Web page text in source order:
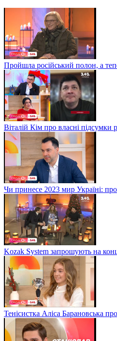
Пройшла російський полон, а
Віталій Кім про власні підсумки
Чи принесе 2023 мир Україні:
Kozak System запрошують на
Тенісистка Аліса Барановська